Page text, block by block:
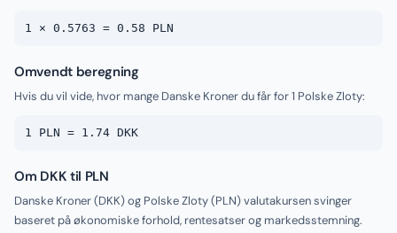
1 × 0.5763 = 0.58 PLN
Omvendt beregning
Hvis du vil vide, hvor mange Danske Kroner du får for 1 Polske Zloty:
1 PLN = 1.74 DKK
Om DKK til PLN
Danske Kroner (DKK) og Polske Zloty (PLN) valutakursen svinger
baseret på økonomiske forhold, rentesatser og markedsstemning.